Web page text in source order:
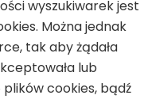
wyszukiwarek jest
Można jednak
tak aby żądała
lub
cookies, bądź